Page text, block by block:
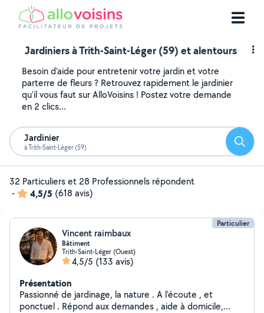
Jardiniers à Trith-Saint-Léger (59) et alentours
Besoin d'aide pour entretenir votre jardin et votre
parterre de fleurs ? Retrouvez rapidement le jardinier
qu'il vous faut sur AlloVoisins ! Postez votre demande
en 2 clics...
Jardinier
à Trith-Saint-Léger (59)
32 Particuliers et 28 Professionnels répondent
-
4,5/5 (618 avis)
Particulier
Vincent raimbaux
Bâtiment
Trith-Saint-Léger (Ouest)
4,5/5 (133 avis)
Présentation
Passionné de jardinage, la nature . A l'écoute , et
ponctuel . Répond aux demandes , aide à domicile,